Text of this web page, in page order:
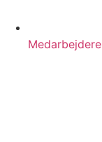
Medarbejdere